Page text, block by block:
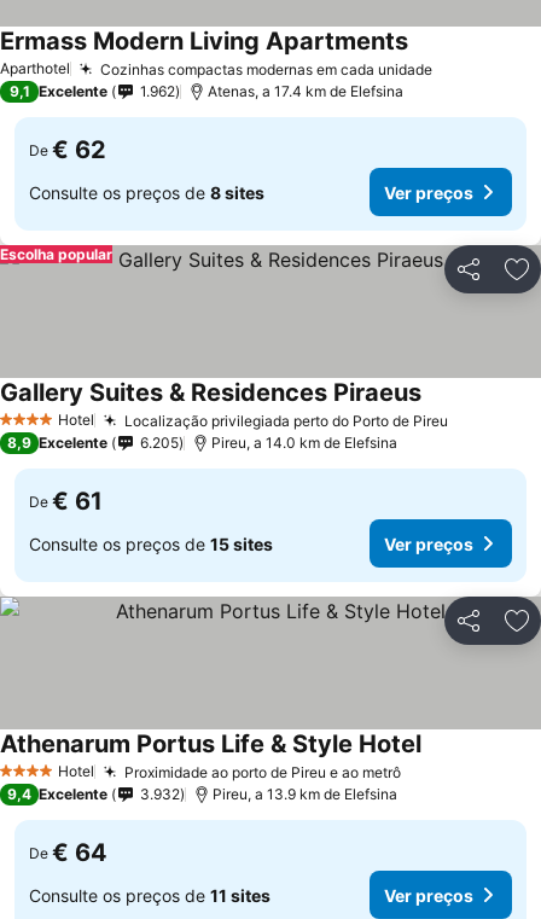
Aparthotel Cozinhas compactas modernas em cada unidadeVer preços
Ermass Modern Living ApartmentsVer preços
9,1 Excelente 1.962 Atenas, a 17.4 km de Elefsina
De € 62
Consulte os preços de 8 sites Ver preços
Partilhar
Escolha popular
4 EstrelasHotel Localização privilegiada perto do Porto de Pireu
Gallery Suites & Residences PiraeusVer preços
8,9 Excelente 6.205 Pireu, a 14.0 km de Elefsina
De € 61
Consulte os preços de 15 sites Ver preços
Partilhar
4 EstrelasHotel Proximidade ao porto de Pireu e ao metrôVer preços
Athenarum Portus Life & Style HotelVer preços
9,4 Excelente 3.932 Pireu, a 13.9 km de Elefsina
De € 64
Consulte os preços de 11 sites Ver preços